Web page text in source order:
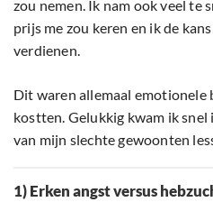
zou nemen. Ik nam ook veel te
prijs me zou keren en ik de
verdienen.
Dit waren allemaal emotionele
kostten. Gelukkig kwam ik
van mijn slechte gewoonten
1) Erken angst versus